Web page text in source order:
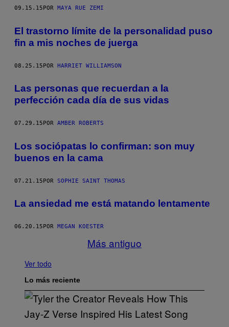
09.15.15 POR MAYA RUE ZEMI
El trastorno límite de la personalidad puso
fin a mis noches de juerga
08.25.15POR HARRIET WILLIAMSON
​Las personas que recuerdan a la
perfección cada día de sus vidas
07.29.15 POR AMBER ROBERTS
​Los sociópatas lo confirman: son muy
buenos en la cama
07.21.15POR SOPHIE SAINT THOMAS
La ansiedad me está matando lentamente
06.20.15 POR MEGAN KOESTER
Más antiguo
Ver todo
Lo más reciente